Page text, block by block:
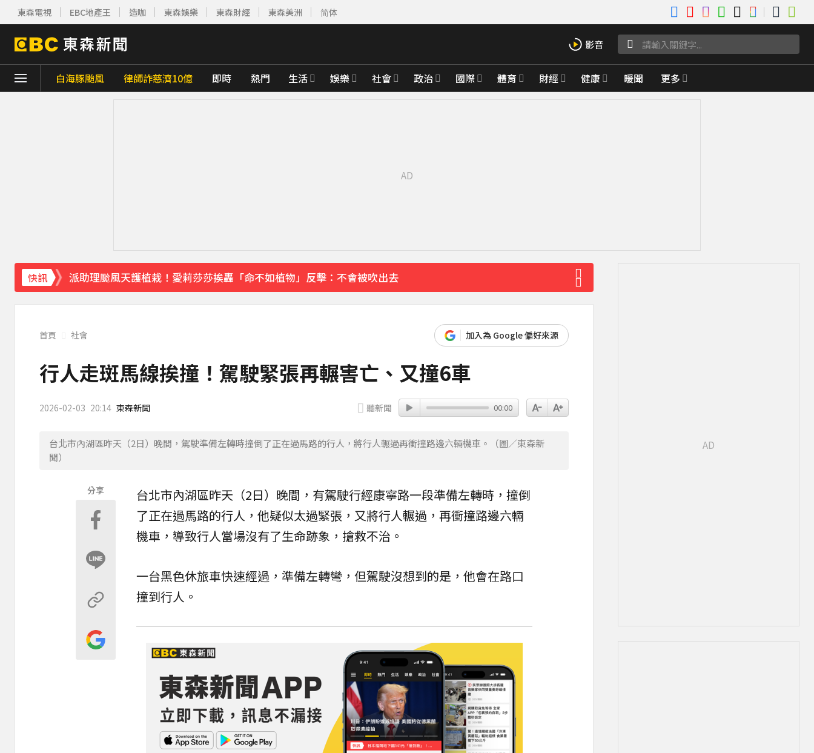
東森電視 EBC地產王 造咖 東森娛樂 東森財經 東森美洲 简体
白海豚颱風 律師詐慈濟10億 即時 熱門 生活 娛樂 社會 政治 國際 體育 財經 健康 暖聞 更多
快訊
派助理颱風天護植栽！愛莉莎莎挨轟「命不如植物」反擊：不會被吹出去
下載東森App，隨時掌握天下大小事！
獨家／「白海豚」襲泰安！苗62線落石不斷 遊客急下山
首頁 社會 加入為 Google 偏好來源
行人走斑馬線挨撞！駕駛緊張再輾害亡、又撞6車
2026-02-03 20:14 東森新聞 聽新聞 00:00
台北市內湖區昨天（2日）晚間，駕駛準備左轉時撞倒了正在過馬路的行人，將行人輾過再衝撞路邊六輛機車。（圖／東森新
聞）
分享 台北市內湖區昨天（2日）晚間，有駕駛行經康寧路一段準備左轉時，撞倒
了正在過馬路的行人 ，他疑似太過緊張，又將行人輾過，再衝撞路邊六輛
機車 ，導致行人當場沒有了生命跡象，搶救不治。
一台黑色休旅車快速經過，準備左轉彎，但駕駛沒想到的是，他會在路口
撞到行人。